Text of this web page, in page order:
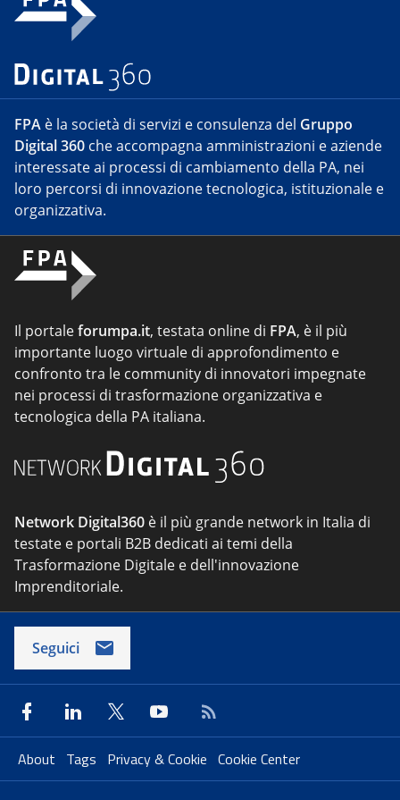
FPA è la società di servizi e consulenza del Gruppo
Digital 360 che accompagna amministrazioni e aziende
interessate ai processi di cambiamento della PA, nei
loro percorsi di innovazione tecnologica, istituzionale e
organizzativa.
Il portaleforumpa.it, testata online di FPA, è il più
importante luogo virtuale di approfondimento e
confronto tra le community di innovatori impegnate
nei processi di trasformazione organizzativa e
tecnologica della PA italiana.
Network Digital360 è il più grande network in Italia di
testate e portali B2B dedicati ai temi della
Trasformazione Digitale e dell'innovazione
Imprenditoriale.
Seguici
About Tags Privacy & Cookie Cookie Center